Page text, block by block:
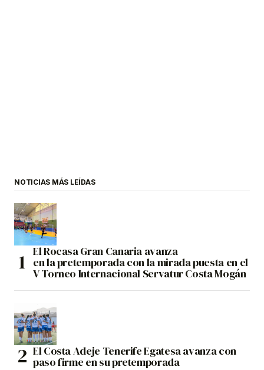
NOTICIAS MÁS LEÍDAS
El Rocasa Gran Canaria avanza
en la pretemporada con la mirada puesta en el
V Torneo Internacional Servatur Costa Mogán
El Costa Adeje Tenerife Egatesa avanza con
paso firme en su pretemporada